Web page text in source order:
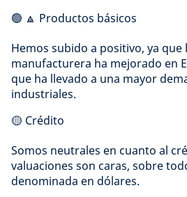
🟢 🔼 Productos básicos
Hemos subido a positivo, ya que
manufacturera ha mejorado en
que ha llevado a una mayor
industriales.
🟡 Crédito
Somos neutrales en cuanto al
valuaciones son caras, sobre
denominada en dólares.